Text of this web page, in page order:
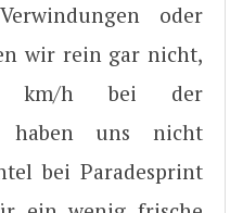
oder
wir rein gar nicht,
km/h bei der
haben uns nicht
bei Paradesprint